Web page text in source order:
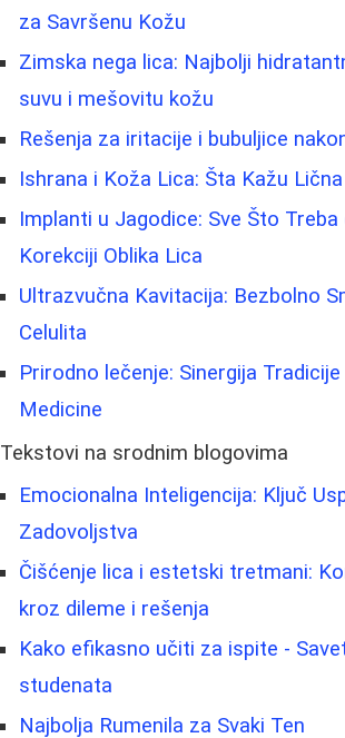
za Savršenu Kožu
Zimska nega lica: Najbolji
suvu i mešovitu kožu
Rešenja za iritacije i bubuljice
Ishrana i Koža Lica: Šta Kažu
Implanti u Jagodice: Sve Što Treba
Korekciji Oblika Lica
Ultrazvučna Kavitacija: Bezbolno
Celulita
Prirodno lečenje: Sinergija
Medicine
Tekstovi na srodnim blogovima
Emocionalna Inteligencija: Ključ
Zadovoljstva
Čišćenje lica i estetski tretmani:
kroz dileme i rešenja
Kako efikasno učiti za ispite -
studenata
Najbolja Rumenila za Svaki Ten